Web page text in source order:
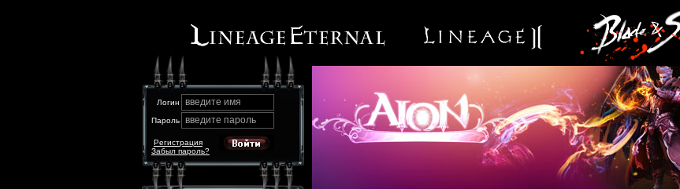
Логин введите имя
Пароль введите пароль
Забыл пароль?
Регистрация